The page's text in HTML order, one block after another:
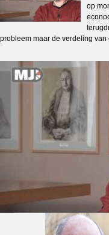
op
probleem maar de verdeling van